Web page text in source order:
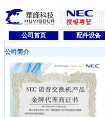
公司首页 配件设备
公司简介